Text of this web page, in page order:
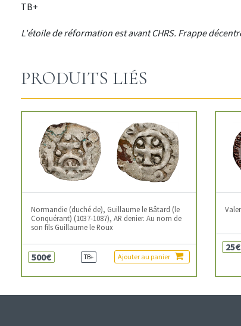
TB+
L'étoile de réformation est avant CHRS. Frappe
PRODUITS LIÉS
Normandie (duché de), Guillaume le Bâtard (le
Conquérant) (1037-1087), AR denier. Au nom de
son fils Guillaume le Roux
500€ TB+ Ajouter au panier
25€